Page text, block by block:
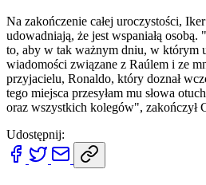
Na zakończenie całej uroczystości,
udowadniają, że jest wspaniałą osobą.
to, aby w tak ważnym dniu, w którym
wiadomości związane z Raúlem i ze
przyjacielu, Ronaldo, który doznał
tego miejsca przesyłam mu słowa
oraz wszystkich kolegów", zakończył
Udostępnij: